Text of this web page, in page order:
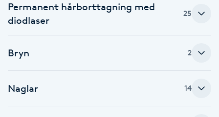
Fransförlängning
Fransförlängning Megavolym
Fransk manikyr
Permanent hårborttagning med
diodlaser
25
Bryn 2
Naglar 14